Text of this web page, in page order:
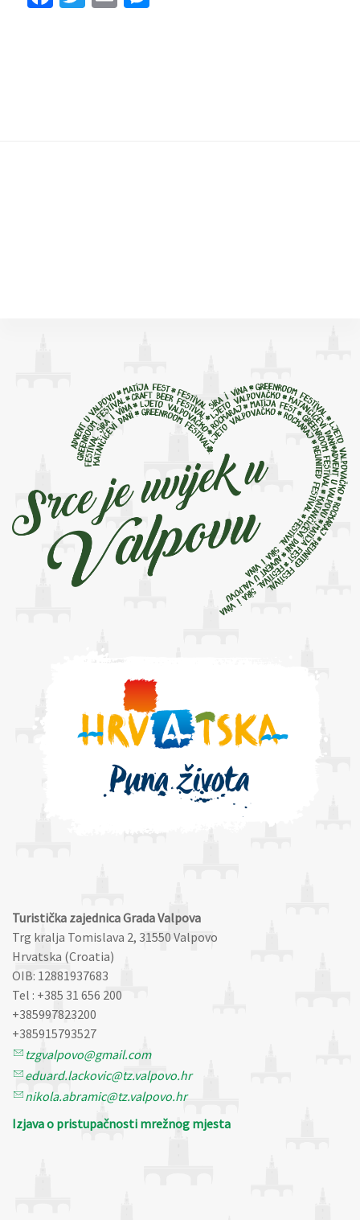
Turistička zajednica Grada Valpova
Trg kralja Tomislava 2, 31550 Valpovo
Hrvatska (Croatia)
OIB: 12881937683
Tel : +385 31 656 200
+385997823200
+385915793527
tzgvalpovo@gmail.com
eduard.lackovic@tz.valpovo.hr
nikola.abramic@tz.valpovo.hr
Izjava o pristupačnosti mrežnog mjesta